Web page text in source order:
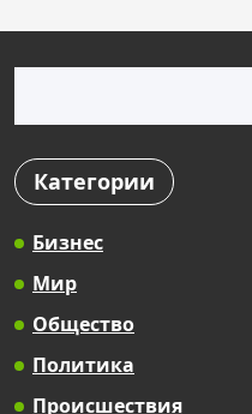
Категории
Бизнес
Мир
Общество
Политика
Происшествия